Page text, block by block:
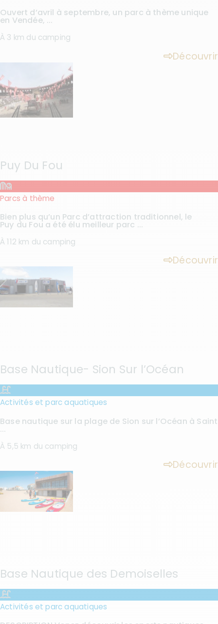
Ouvert d’avril à septembre, un parc à thème unique
en Vendée, ...
À 3 km du camping
Découvrir
Puy Du Fou
Parcs à thème
Bien plus qu’un Parc d’attraction traditionnel, le
Puy du Fou a été élu meilleur parc ...
À 112 km du camping
Découvrir
Base Nautique- Sion Sur l’Océan
Activités et parc aquatiques
Base nautique sur la plage de Sion sur l’Océan à Saint
...
À 5,5 km du camping
Découvrir
Base Nautique des Demoiselles
Activités et parc aquatiques